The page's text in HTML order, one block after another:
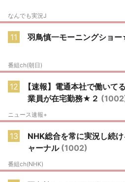
なんでも実況J
11 羽鳥慎一モーニングショ
番組ch(朝日)
12
【速報】電通本社で働いて
業員が在宅勤務★２
ニュース速報+
13
NHK総合を常に実況し続
ャーナル (1002)
番組ch(NHK)